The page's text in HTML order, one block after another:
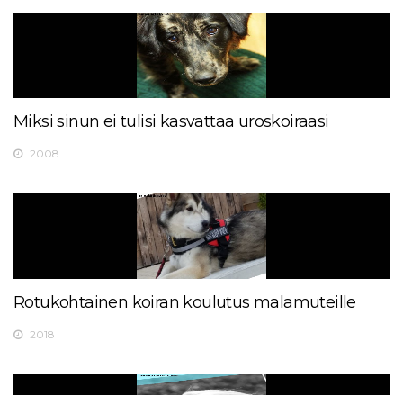
Miksi sinun ei tulisi kasvattaa uroskoiraasi
2008
Rotukohtainen koiran koulutus malamuteille
2018